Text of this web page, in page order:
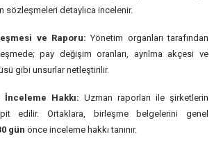
sözleşmeleri detaylıca incelenir.
ve Raporu: Yönetim organları tarafından
pay değişim oranları, ayrılma akçesi ve
gibi unsurlar netleştirilir.
Hakkı: Uzman raporları ile şirketlerin
edilir. Ortaklara, birleşme belgelerini genel
gün önce inceleme hakkı tanınır.